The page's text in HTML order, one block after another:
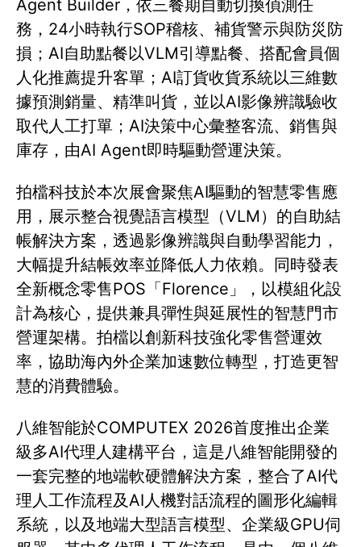
Agent Builder，依三餐期自動切換偵測任
務，24小時執行SOP稽核、補貨警示與防災防
損；AI自助點餐以VLM引導點餐、搭配會員個
人化推薦提升客單；AI訂貨收貨系統以三維數
據預測銷量、精準叫貨，並以AI影像辨識驗收
取代人工打單；AI決策中心彙整客流、銷售與
庫存，由AI Agent即時驅動營運決策。
拍檔科技於本次展會聚焦AI驅動的智慧零售應
用，展示整合視覺語言模型（VLM）的自助結
帳解決方案，透過影像辨識與自動學習能力，
大幅提升結帳效率並降低人力依賴。同時發表
全新概念零售POS「Florence」，以模組化設
計為核心，提供兼具彈性與延展性的智慧門市
營運架構。拍檔以創新科技強化零售營運效
率，協助海內外企業加速數位轉型，打造更智
慧的消費體驗。
八維智能於COMPUTEX 2026首度推出企業
級多AI代理人建構平台，這是八維智能開發的
一套完整的地端軟硬體解決方案，整合了AI代
理人工作流程及AI人機對話流程的圖形化編輯
系統，以及地端大型語言模型、企業級GPU伺